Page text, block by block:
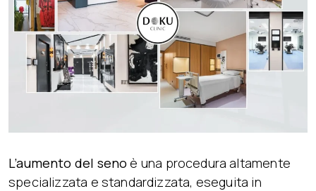
L’aumento del seno è una procedura altamente
specializzata e standardizzata, eseguita in